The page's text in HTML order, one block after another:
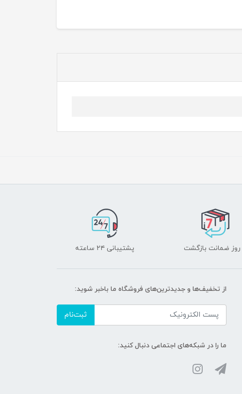
پشتیبانی ۲۴ ساعته
از تخفیف‌ها و جدیدترین‌های فروشگاه ما باخبر شوید:
ثبت‌نام
ما را در شبکه‌های اجتماعی دنبال کنید: